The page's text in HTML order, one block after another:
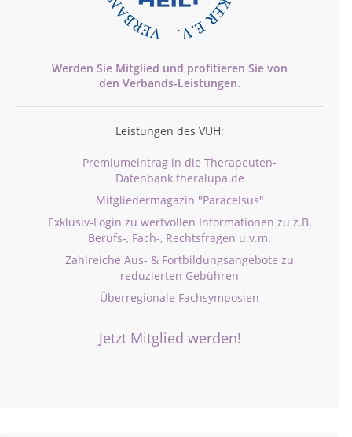
Werden Sie Mitglied und profitieren Sie von
den Verbands-Leistungen.
Leistungen des VUH:
Premiumeintrag in die Therapeuten-
Datenbank theralupa.de
Mitgliedermagazin "Paracelsus"
Exklusiv-Login zu wertvollen Informationen zu z.B.
Berufs-, Fach-, Rechtsfragen u.v.m.
Zahlreiche Aus- & Fortbildungsangebote zu
reduzierten Gebühren
Überregionale Fachsymposien
Jetzt Mitglied werden!